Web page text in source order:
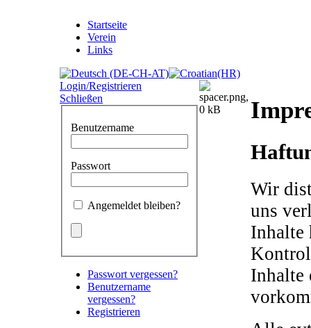
Startseite
Verein
Links
Login/Registrieren
Schließen
Benutzername
Passwort
Angemeldet bleiben?
Passwort vergessen?
Benutzername
vergessen?
Registrieren
Wir
uns
Inhalte
Inhalte